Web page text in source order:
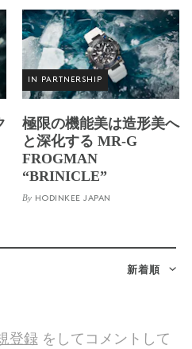
IN PARTNERSHIP
極限の機能美は造形美へ
と深化する MR-G
FROGMAN
“BRINICLE”
By HODINKEE JAPAN
新着順
登録をしてコメントして